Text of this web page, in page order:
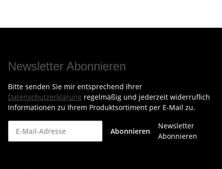
Newsletter Abonnieren
Bitte senden Sie mir entsprechend Ihrer
Datenschutzerklärung regelmäßig und jederzeit widerruflich
Informationen zu Ihrem Produktsortiment per E-Mail zu.
Abonnieren
Newsletter
Abonnieren